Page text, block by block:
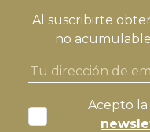
Al suscribirte
no
Acepto la